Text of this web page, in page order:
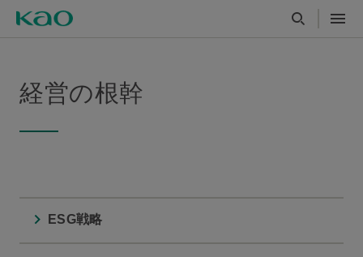
経営の根幹
ESG戦略